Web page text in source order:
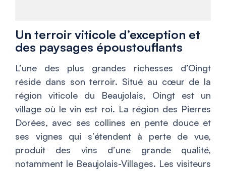
Un terroir viticole d’exception et
des paysages époustouflants
L’une des plus grandes richesses d’Oingt
réside dans son terroir. Situé au cœur de la
région viticole du Beaujolais, Oingt est un
village où le vin est roi. La région des Pierres
Dorées, avec ses collines en pente douce et
ses vignes qui s’étendent à perte de vue,
produit des vins d’une grande qualité,
notamment le Beaujolais-Villages. Les visiteurs